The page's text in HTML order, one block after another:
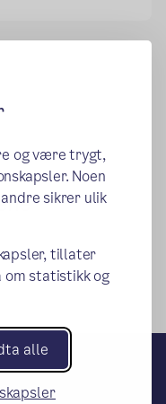
og være trygt,
Noen
sikrer ulik
tillater
om statistikk og
alle